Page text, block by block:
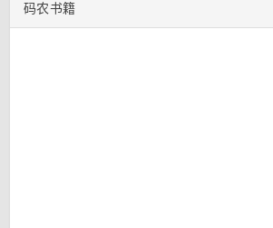
码农书籍